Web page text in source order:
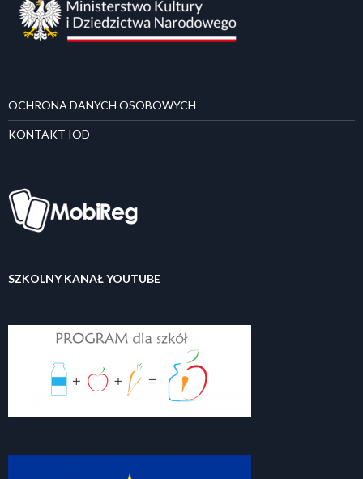
OCHRONA DANYCH OSOBOWYCH
KONTAKT IOD
SZKOLNY KANAŁ YOUTUBE